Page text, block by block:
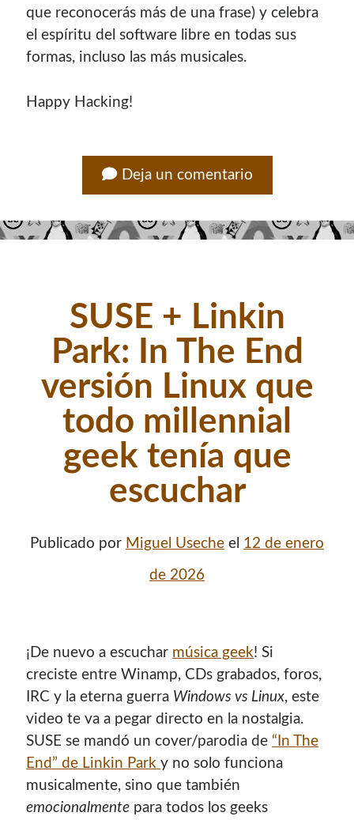
que reconocerás más de una frase) y celebra
el espíritu del software libre en todas sus
formas, incluso las más musicales.
Happy Hacking!
Deja un comentario
SUSE + Linkin
Park: In The End
versión Linux que
todo millennial
geek tenía que
escuchar
Publicado por Miguel Useche el 12 de enero
de 2026
¡De nuevo a escuchar música geek! Si
creciste entre Winamp, CDs grabados, foros,
IRC y la eterna guerra Windows vs Linux, este
video te va a pegar directo en la nostalgia.
SUSE se mandó un cover/parodia de “In The
End” de Linkin Parky no solo funciona
musicalmente, sino que también
emocionalmente para todos los geeks